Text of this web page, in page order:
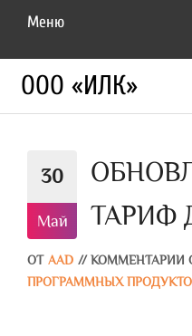
Меню
ООО «ИЛК»
30
Май
ТАРИФ
ОТ AAD // КОММЕНТАРИИ
ПРОГРАММНЫХ